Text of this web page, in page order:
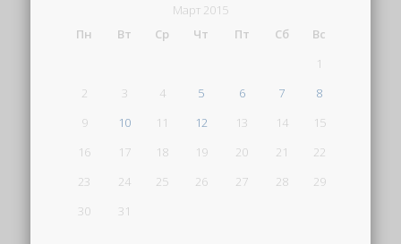
Март 2015
Пн
Вт Ср Чт Пт Сб
Вс
1
2
3 4 5 6 7
8
9
10 11 12 13 14
15
16
17 18 19 20 21
22
23
24 25 26 27 28
29
30
31